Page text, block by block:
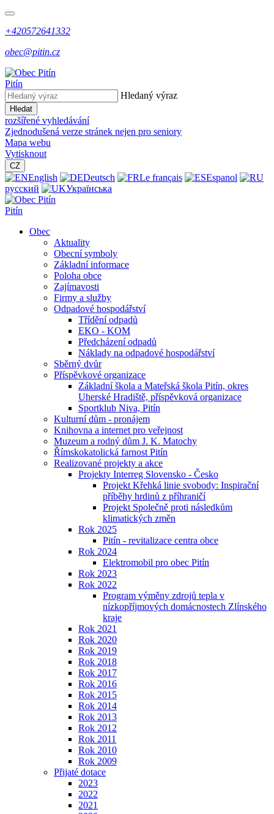
+420572641332
obec@pitin.cz
Pitín
Hledaný výraz
Hledat
rozšířené vyhledávání
Zjednodušená verze stránek nejen pro seniory
Mapa webu
Vytisknout
CZ
English Deutsch Le français
Espanol
русский
Українська
Pitín
Obec
Aktuality
Obecní symboly
Základní informace
Poloha obce
Zajímavosti
Firmy a služby
Odpadové hospodářství
Třídění odpadů
EKO - KOM
Předcházení odpadů
Náklady na odpadové hospodářství
Sběrný dvůr
Příspěvkové organizace
Základní škola a Mateřská škola Pitín, okres
Uherské Hradiště, příspěvková organizace
Sportklub Niva, Pitín
Kulturní dům - pronájem
Knihovna a internet pro veřejnost
Muzeum a rodný dům J. K. Matochy
Římskokatolická farnost Pitín
Realizované projekty a akce
Projekty Interreg Slovensko - Česko
Projekt Křehká linie svobody: Inspirační
příběhy hrdinů z příhraničí
Projekt Společně proti následkům
klimatických změn
Rok 2025
Pitín - revitalizace centra obce
Rok 2024
Elektromobil pro obec Pitín
Rok 2023
Rok 2022
Program výměny zdrojů tepla v
nízkopříjmových domácnostech Zlínského
kraje
Rok 2021
Rok 2020
Rok 2019
Rok 2018
Rok 2017
Rok 2016
Rok 2015
Rok 2014
Rok 2013
Rok 2012
Rok 2011
Rok 2010
Rok 2009
Přijaté dotace
2023
2022
2021